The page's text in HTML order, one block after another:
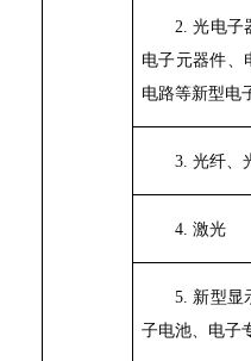
2.光电子
电子元器件、
电路等新型电
3. 光纤、
4. 激光
5. 新型显
子电池、电子